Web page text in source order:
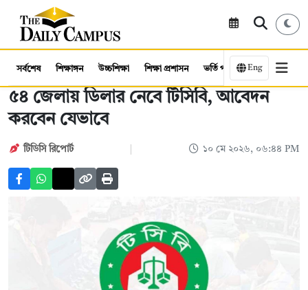
সর্বশেষ শিক্ষাঙ্গন উচ্চশিক্ষা শিক্ষা প্রশাসন ভর্তি পরীক্ষা কর্মসংস্থান
Eng
৫৪ জেলায় ডিলার নেবে টিসিবি, আবেদন
করবেন যেভাবে
টিডিসি রিপোর্ট ১০ মে ২০২৬, ০৬:৪৪ PM